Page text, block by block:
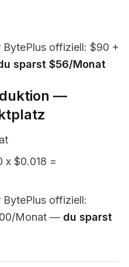
BytePlus offiziell: $90 +
sparst $56/Monat
—
x $0.018 =
BytePlus offiziell:
Monat — du sparst